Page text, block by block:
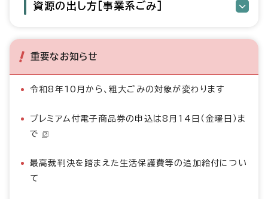
資源の出し方［事業系ごみ］
重要なお知らせ
令和8年10月から、粗大ごみの対象が変わります
プレミアム付電子商品券の申込は8月14日（金曜日）ま
で
最高裁判決を踏まえた生活保護費等の追加給付につい
て